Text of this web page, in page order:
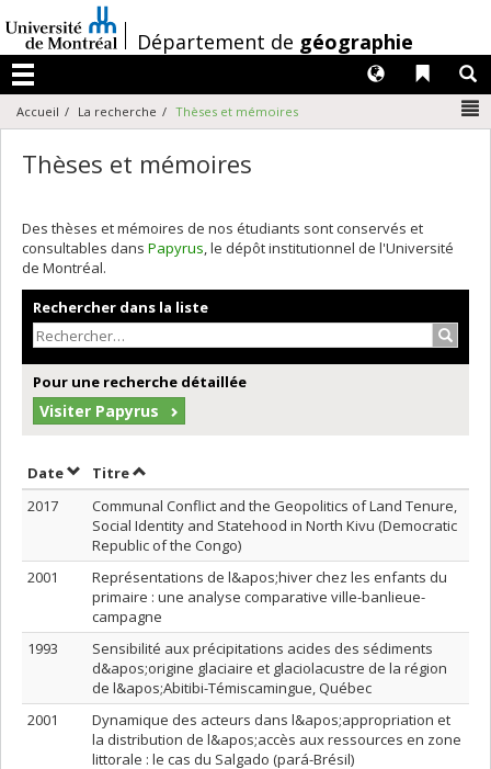
au
contenu
/Département de géographie
Menu
Liens
Langues
Accueil La recherche Thèses et mémoires
Thèses et mémoires
Des thèses et mémoires de nos étudiants sont conservés et
consultables dans Papyrus, le dépôt institutionnel de l'Université
de Montréal.
Rechercher dans la liste
Pour une recherche détaillée
Visiter Papyrus
DateTrier par date en ordre décroissant
TitreTrier par titre en ordre décroissant
2017
Communal Conflict and the Geopolitics of Land Tenure,
Social Identity and Statehood in North Kivu (Democratic
Republic of the Congo)
2001
Représentations de l&apos;hiver chez les enfants du
primaire : une analyse comparative ville-banlieue-
campagne
1993
Sensibilité aux précipitations acides des sédiments
d&apos;origine glaciaire et glaciolacustre de la région
de l&apos;Abitibi-Témiscamingue, Québec
2001
Dynamique des acteurs dans l&apos;appropriation et
la distribution de l&apos;accès aux ressources en zone
littorale : le cas du Salgado (pará-Brésil)